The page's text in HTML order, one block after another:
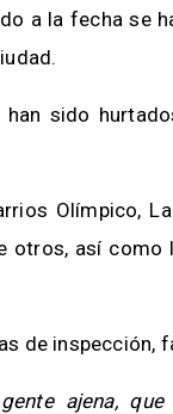
a la fecha se
sido
Olímpico, La
otros, así como
de
ajena,